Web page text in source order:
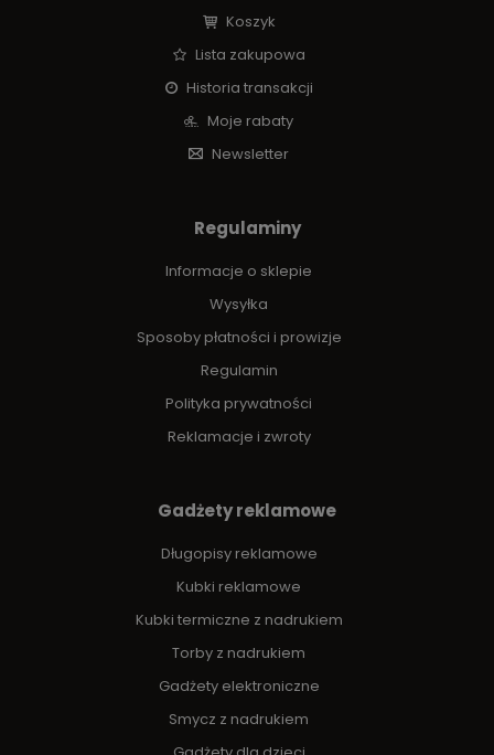
Koszyk
Lista zakupowa
Historia transakcji
Moje rabaty
Newsletter
Regulaminy
Informacje o sklepie
Wysyłka
Sposoby płatności i prowizje
Regulamin
Polityka prywatności
Reklamacje i zwroty
Gadżety reklamowe
Długopisy reklamowe
Kubki reklamowe
Kubki termiczne z nadrukiem
Torby z nadrukiem
Gadżety elektroniczne
Smycz z nadrukiem